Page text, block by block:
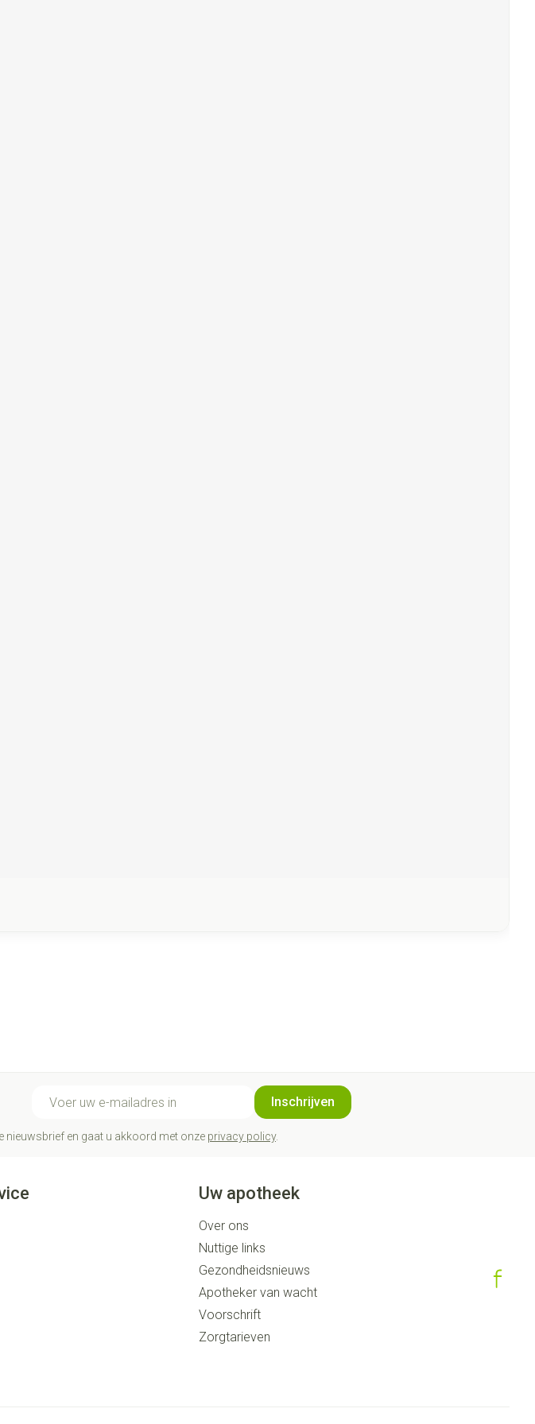
Inschrijven
nieuwsbrief en gaat u akkoord met onze privacy policy.
Uw apotheek
Over ons
Nuttige links
Gezondheidsnieuws
Apotheker van wacht
Voorschrift
Zorgtarieven